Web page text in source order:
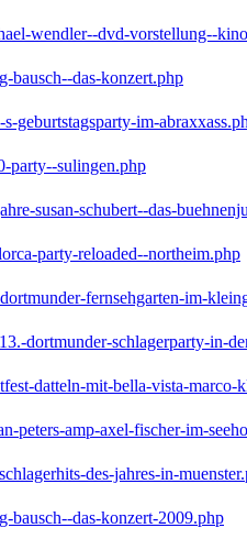
wendler--dvd-vorstellung--
bausch--das-konzert.php
geburtstagsparty-im-
party--sulingen.php
susan-schubert--das-
party-reloaded--northeim.php
fernsehgarten-im-
dortmunder-schlagerparty-in-
datteln-mit-bella-vista-marco-
peters-amp-axel-fischer-im-
des-jahres-in-
bausch--das-konzert-2009.php